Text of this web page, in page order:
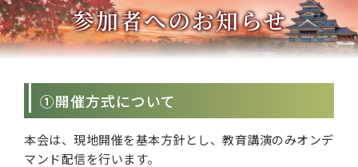
参加者へのお知らせ
①開催方式について
本会は、現地開催を基本方針とし、教育講演のみオンデ
マンド配信を行います。